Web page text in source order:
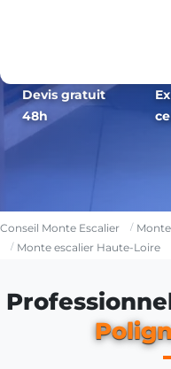
Devis gratuit
48h
Conseil Monte Escalier
Monte escalier Haute-Loire